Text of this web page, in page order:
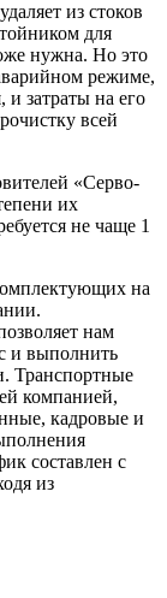
из стоков
для
нужна. Но это
режиме,
и затраты на его
всей
«Серво-
их
не чаще 1
на
нам
и выполнить
Транспортные
компанией,
кадровые и
составлен с
из